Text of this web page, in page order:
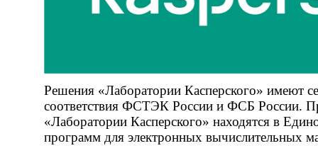
Решения «Лаборатории Касперского» имеют
соответствия ФСТЭК России и ФСБ России.
«Лаборатории Касперского» находятся в
программ для электронных вычислительных